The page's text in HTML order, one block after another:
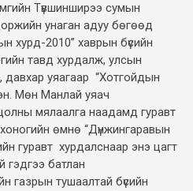
Түвшинширээ сумын
унаган адуу бөгөөд
хурд-2010” хаврын бүсийн
тавд хурдалж, улсын
давхар уяагаар “Хотгойдын
Мөн Манлай уяач
мялаалга наадамд гуравт
өмнө “Дүнжингаравын
гуравт хурдалснаар энэ цагт
гэдгээ батлан
газрын тушаалтай бүсийн